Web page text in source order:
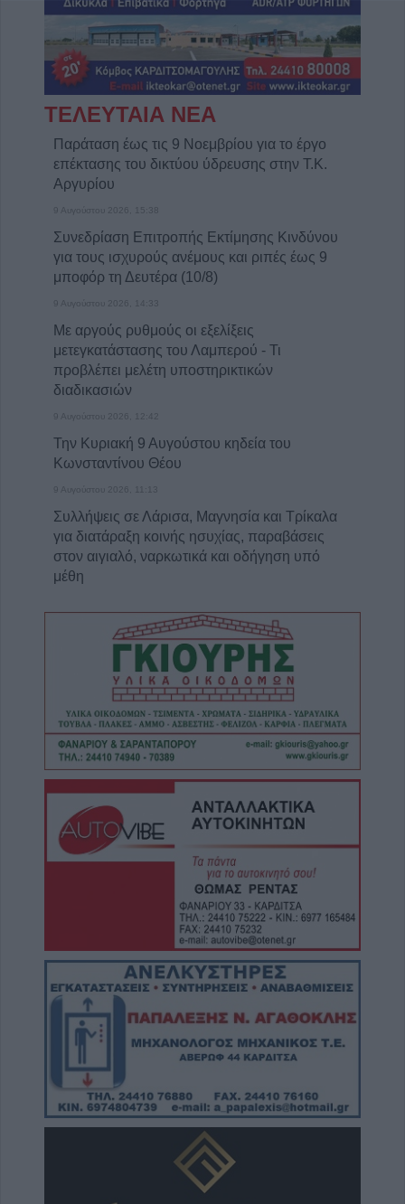
ΤΕΛΕΥΤΑΙΑ ΝΕΑ
Παράταση έως τις 9 Νοεμβρίου για το έργο
επέκτασης του δικτύου ύδρευσης στην Τ.Κ.
Αργυρίου
9 Αυγούστου 2026, 15:38
Συνεδρίαση Επιτροπής Εκτίμησης Κινδύνου
για τους ισχυρούς ανέμους και ριπές έως 9
μποφόρ τη Δευτέρα (10/8)
9 Αυγούστου 2026, 14:33
Με αργούς ρυθμούς οι εξελίξεις
μετεγκατάστασης του Λαμπερού - Τι
προβλέπει μελέτη υποστηρικτικών
διαδικασιών
9 Αυγούστου 2026, 12:42
Την Κυριακή 9 Αυγούστου κηδεία του
Κωνσταντίνου Θέου
9 Αυγούστου 2026, 11:13
Συλλήψεις σε Λάρισα, Μαγνησία και Τρίκαλα
για διατάραξη κοινής ησυχίας, παραβάσεις
στον αιγιαλό, ναρκωτικά και οδήγηση υπό
μέθη
Διάθεση 1.800 νεοσσών και 235
γεννητόρων κυνηγετικού φασιανού από το
εκτροφείο Μπαλάνου στο Μουζάκι
9 Αυγούστου 2026, 09:38
Από τη Γη στη Σελήνη: Το κομμάτι πύραυλου
που προσέκρουσε στη Σελήνη γίνεται χρυσή
ευκαιρία μελέτης για ειδικούς επιστήμονες
Για ό,τι κι αν ψάχνεις, συνεργείο αυτοκινήτων
“Βούζας” και έχεις τη λύση!
9 Αυγούστου 2026, 09:14
Υπ. Μεταφορών: Οριστική λύση στο ζήτημα
των πινακίδων κυκλοφορίας - Ποιές αλλαγές
Την Κυριακή 9 Αυγούστου η κηδεία του
Αθανάσιου Λαζαρίδη
9 Αυγούστου 2026, 08:05
Υψηλός κίνδυνος πυρκαγιάς την Κυριακή
(9/8) σε μεγάλο τμήμα του ν. Καρδίτσας και
της υπόλοιπης Θεσσαλίας
8 Αυγούστου 2026, 22:58
Ανασύρθηκε χωρίς τις αισθήσεις του
ηλικιωμένος από πηγάδι σε οικισμό της